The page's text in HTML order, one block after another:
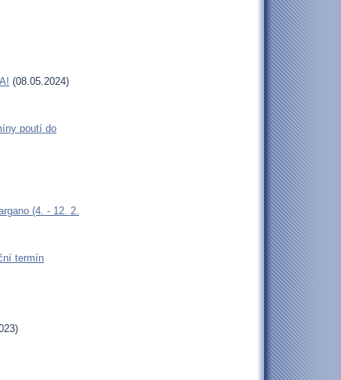
(08.05.2024)
poutí do
(4. - 12. 2.
termín